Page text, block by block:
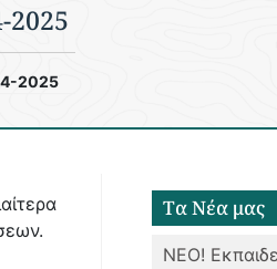
2025
2025
Tα Νέα μας
ΝΕΟ!